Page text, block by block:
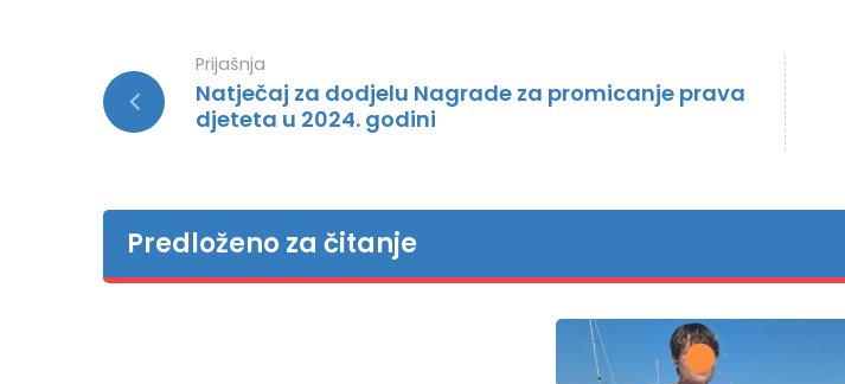
Prijašnja
Natječaj za dodjelu Nagrade za promicanje prava
djeteta u 2024. godini
Predloženo za čitanje